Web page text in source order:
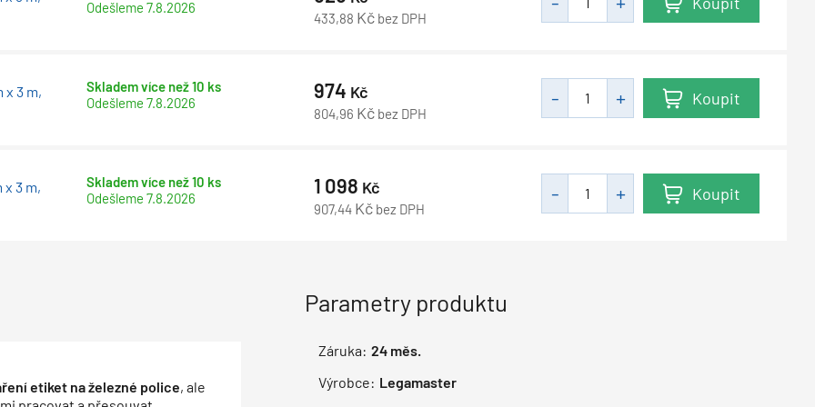
Odešleme 7.8.2026
433,88 Kč bez DPH
3 m,
Skladem více než 10 ks
Odešleme 7.8.2026
974 Kč
804,96 Kč bez DPH
Koupit
3 m,
Skladem více než 10 ks
Odešleme 7.8.2026
1 098 Kč
907,44 Kč bez DPH
Koupit
etiket na železné police, ale
Parametry produktu
Záruka: 24 měs.
Výrobce: Legamaster